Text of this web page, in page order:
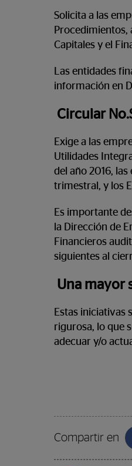
Solicita a las
Capitales y el
Las entidades
información en
Circular
Exige a las
Utilidades
del año 2016,
trimestral, y los
Es importante
la Dirección de
Financieros
siguientes al
Una mayor
Estas iniciativas
rigurosa, lo que
adecuar y/o
Compartir en